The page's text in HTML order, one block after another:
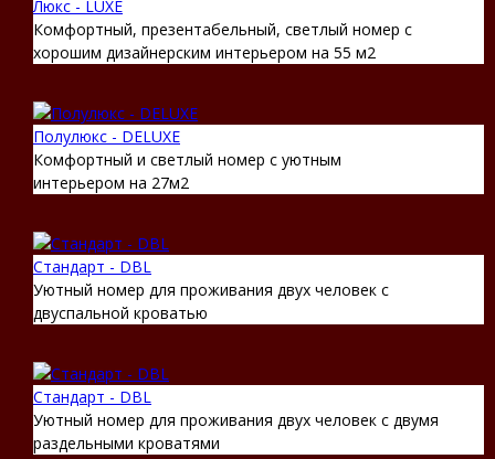
Люкс - LUXE
Комфортный, презентабельный, светлый номер с
хорошим дизайнерским интерьером на 55 м2
Полулюкс - DELUXE
Комфортный и светлый номер с уютным
интерьером на 27м2
Стандарт - DBL
Уютный номер для проживания двух человек с
двуспальной кроватью
Стандарт - DBL
Уютный номер для проживания двух человек с двумя
раздельными кроватями